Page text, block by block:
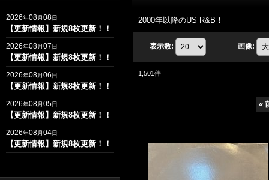
2026年08月08日
【更新情報】新規8枚更新！！
2026年08月07日
【更新情報】新規8枚更新！！
2026年08月06日
【更新情報】新規8枚更新！！
2026年08月05日
【更新情報】新規8枚更新！！
2026年08月04日
【更新情報】新規8枚更新！！
2000年以降のUS R&B！
表示数: 画像:
1,501件
«